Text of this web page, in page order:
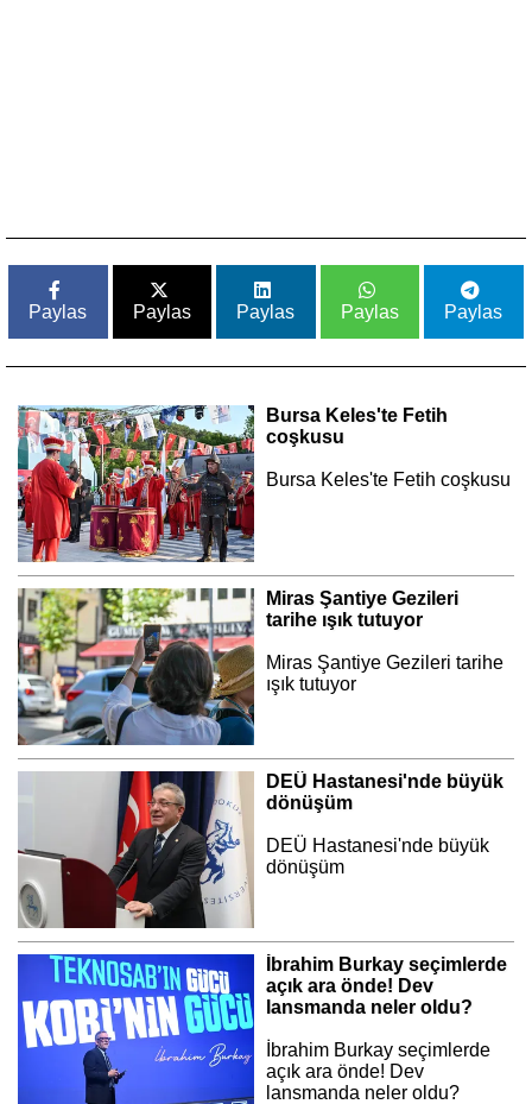
Paylas Paylas Paylas Paylas Paylas
Bursa Keles'te Fetih
coşkusu
Bursa Keles'te Fetih coşkusu
Miras Şantiye Gezileri
tarihe ışık tutuyor
Miras Şantiye Gezileri tarihe
ışık tutuyor
DEÜ Hastanesi'nde büyük
dönüşüm
DEÜ Hastanesi'nde büyük
dönüşüm
İbrahim Burkay seçimlerde
açık ara önde! Dev
lansmanda neler oldu?
İbrahim Burkay seçimlerde
açık ara önde! Dev
lansmanda neler oldu?